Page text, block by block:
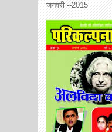
जनवरी --2015